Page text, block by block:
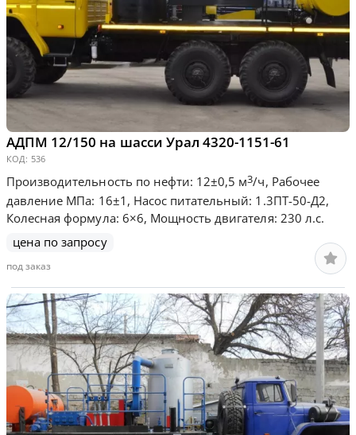
АДПМ 12/150 на шасси Урал 4320-1151-61
КОД: 536
Производительность по нефти: 12±0,5 м3/ч, Рабочее
давление МПа: 16±1, Насос питательный: 1.3ПТ-50-Д2,
Колесная формула: 6×6, Мощность двигателя: 230 л.с.
цена по запросу
под заказ